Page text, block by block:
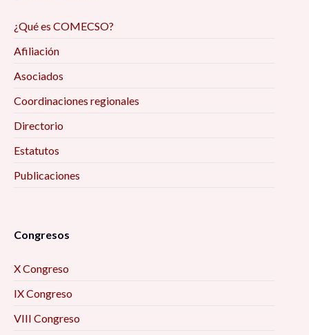
¿Qué es COMECSO?
Afiliación
Asociados
Coordinaciones regionales
Directorio
Estatutos
Publicaciones
Congresos
X Congreso
IX Congreso
VIII Congreso